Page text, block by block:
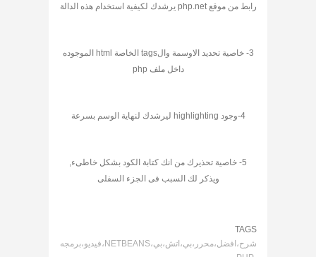
رابط من موقع php.net يرشدك لكيفية استخدام هذه الدالة
3- خاصية تحديد الاوسمة والtags الخاصة html الموجوده
داخل ملف php
4-وجود highlighting ليرشدك لنهاية الوسم بسرعة
5- خاصية تحذيرك من انك كتابة الكود بشكل خاطىء,
ويذكر لك السبب فى الجزء السفلى
TAGS
شرح،افضل،محرر،بي،اتش،بي،NETBEANS،فيديو،برمجه